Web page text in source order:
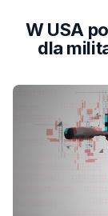
W USA
dla